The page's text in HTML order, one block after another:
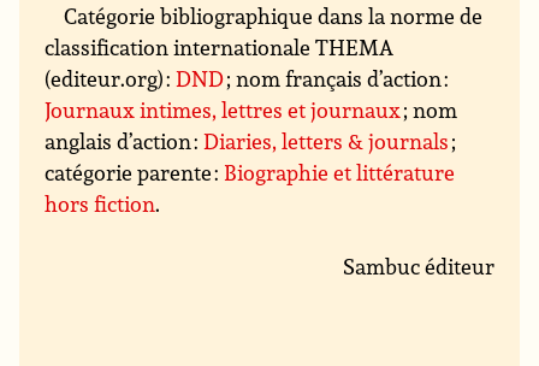
Catégorie bibliographique dans la norme de
classification internationale THEMA
(editeur.org) :DND; nom français d’action :
Journaux intimes, lettres et journaux; nom
anglais d’action :Diaries, letters & journals;
catégorie parente : Biographie et littérature
hors fiction.
Sambuc éditeur